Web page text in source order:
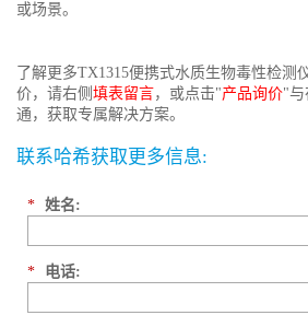
或场景。
了解更多TX1315便携式水质生物毒性检测
价，请右侧 填表留言，或点击"产品询价"与
通，获取专属解决方案。
联系哈希获取更多信息:
* 姓名:
* 电话: